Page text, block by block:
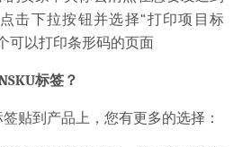
击下拉按钮并选择“打印项目标
可以打印条形码的页面
标签？
签贴到产品上 ，您有更多的选择：